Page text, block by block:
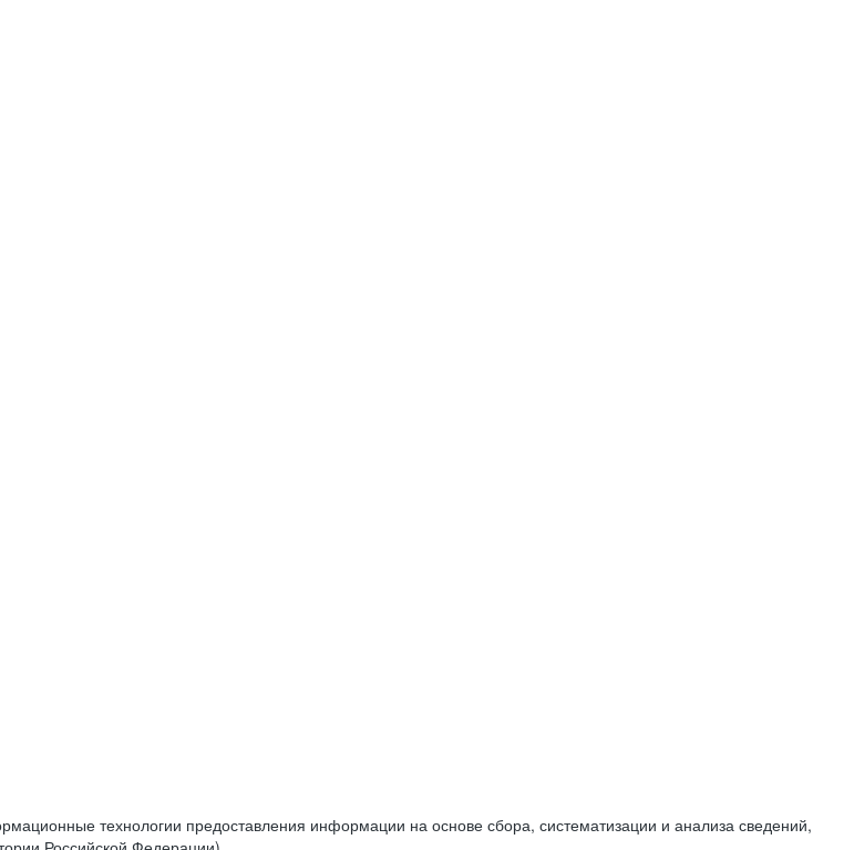
технологии предоставления информации на основе сбора, систематизации и анализа сведений,